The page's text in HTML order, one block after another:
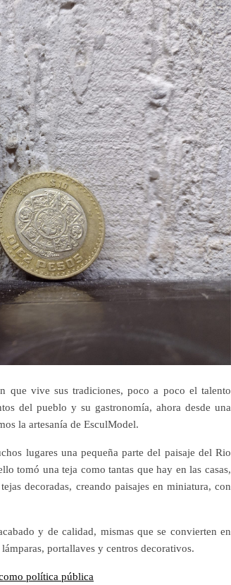
vive sus tradiciones, poco a poco el talento
del pueblo y su gastronomía, ahora desde una
la artesanía de EsculModel.
lugares una pequeña parte del paisaje del Rio
tomó una teja como tantas que hay en las casas,
decoradas, creando paisajes en miniatura, con
y de calidad, mismas que se convierten en
portallaves y centros decorativos.
política pública